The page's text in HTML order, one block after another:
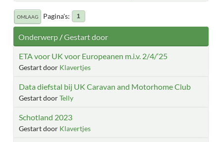
OMLAAG Pagina's 1
Onderwerp/Gestart door
ETA voor UK voor Europeanen m.i.v. 2/4/‘25
Gestart door Klavertjes
Data diefstal bij UK Caravan and Motorhome Club
Gestart doorTelly
Schotland 2023
Gestart door Klavertjes